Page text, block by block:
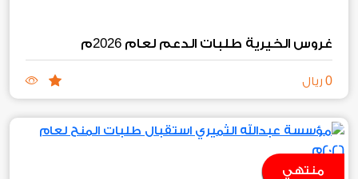
غروس الخيرية طلبات الدعم لعام 2026م
0 ريال
منتهي